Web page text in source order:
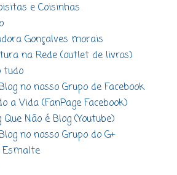
e Coisinhas
Gonçalves morais
na Rede (outlet de livros)
tudo
no nosso Grupo de Facebook
a Vida (FanPage Facebook)
Não é Blog (Youtube)
no nosso Grupo do G+
Esmalte